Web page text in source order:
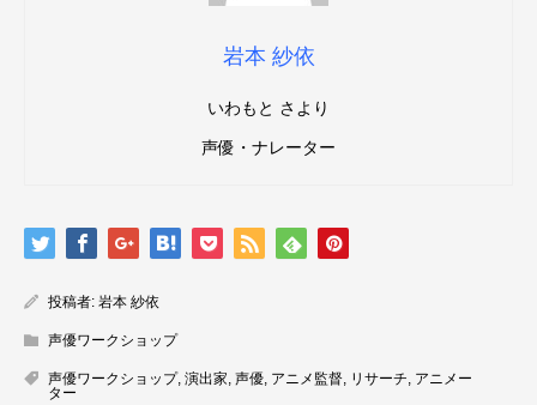
岩本 紗依
いわもと さより
声優・ナレーター
投稿者: 岩本 紗依
声優ワークショップ
声優ワークショップ, 演出家, 声優, アニメ監督, リサーチ, アニメー
ター